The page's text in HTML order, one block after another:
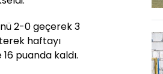
2-0 geçerek 3
haftayı
puanda kaldı.